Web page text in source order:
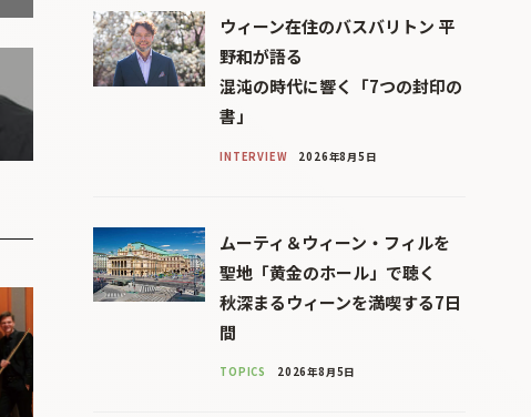
ウィーン在住のバスバリトン 平
野和が語る
混沌の時代に響く「7つの封印の
書」
INTERVIEW 2026年8月5日
ムーティ＆ウィーン・フィルを
聖地「黄金のホール」で聴く
秋深まるウィーンを満喫する7日
間
TOPICS 2026年8月5日